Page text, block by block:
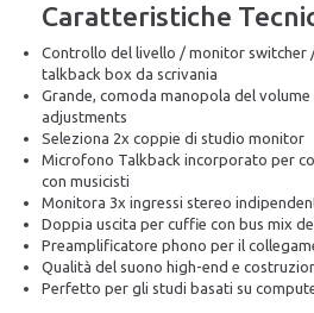
Caratteristiche
Controllo del livello / monitor switcher
talkback box da scrivania
Grande, comoda manopola del
adjustments
Seleziona 2x coppie di studio monitor
Microfono Talkback incorporato per
con musicisti
Monitora 3x ingressi stereo
Doppia uscita per cuffie con bus mix
Preamplificatore phono per il
Qualità del suono high-end e
Perfetto per gli studi basati su